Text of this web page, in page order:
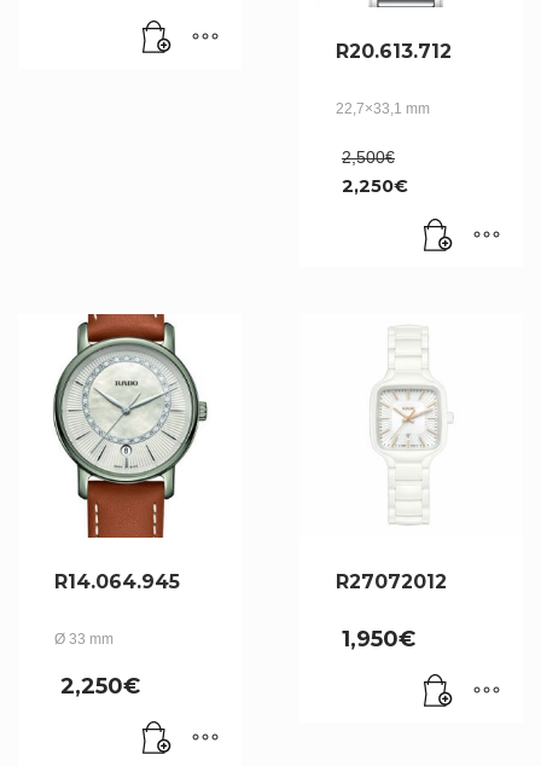
R20.613.712
22,7×33,1 mm
2,500€
était :
2,500€.
2,250€
R14.064.945
Ø 33 mm
2,250€
R27072012
1,950€